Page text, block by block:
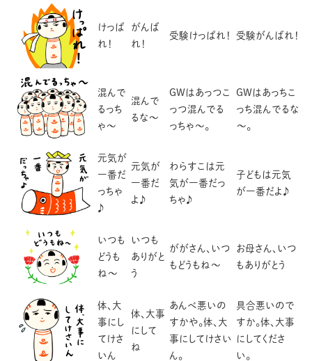
けっぱ
れ！
がんば
れ！
受験けっぱれ！ 受験がんばれ！
混んで
るっち
ゃ～
混んで
るな～
GWはあっつこ
っつ混んでる
っちゃ～。
GWはあっちこ
っち混んでるな
～。
元気が
一番だ
っちゃ
♪
元気が
一番だ
よ♪
わらすこは元
気が一番だっ
ちゃ♪
子どもは元気
が一番だよ♪
いつも
どうも
ね～
いつも
ありがと
う
ががさん、いつ
もどうもね～
お母さん、いつ
もありがとう
体、大
事にし
てけさ
いん
体、大事
にして
ね
あんべ悪いの
すかや。体、大
事にしてけさい
ん。
具合悪いので
すか。体、大事
にしてくださ
い。